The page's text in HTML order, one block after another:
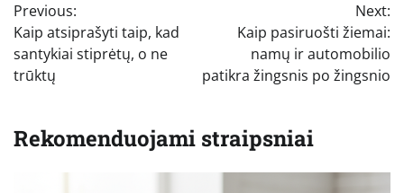
tarp
įrašų
Previous:
Kaip atsiprašyti taip, kad
santykiai stiprėtų, o ne
trūktų
Next:
Kaip pasiruošti žiemai:
namų ir automobilio
patikra žingsnis po žingsnio
Rekomenduojami straipsniai